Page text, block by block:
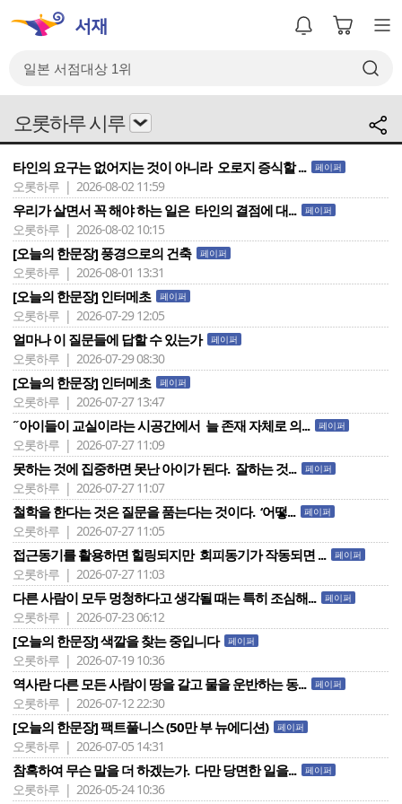
오롯하루 시루
타인의 요구는 없어지는 것이 아니라 오로지 증식할 ... 페이퍼
오롯하루 | 2026-08-02 11:59
우리가 살면서 꼭 해야 하는 일은 타인의 결점에 대... 페이퍼
오롯하루 | 2026-08-02 10:15
[오늘의 한문장] 풍경으로의 건축 페이퍼
오롯하루 | 2026-08-01 13:31
[오늘의 한문장] 인터메초 페이퍼
오롯하루 | 2026-07-29 12:05
얼마나 이 질문들에 답할 수 있는가 페이퍼
오롯하루 | 2026-07-29 08:30
[오늘의 한문장] 인터메초 페이퍼
오롯하루 | 2026-07-27 13:47
˝아이들이 교실이라는 시공간에서 늘 존재 자체로 의... 페이퍼
오롯하루 | 2026-07-27 11:09
못하는 것에 집중하면 못난 아이가 된다. 잘하는 것... 페이퍼
오롯하루 | 2026-07-27 11:07
철학을 한다는 것은 질문을 품는다는 것이다. ‘어떻... 페이퍼
오롯하루 | 2026-07-27 11:05
접근동기를 활용하면 힐링되지만 회피동기가 작동되면 ... 페이퍼
오롯하루 | 2026-07-27 11:03
다른 사람이 모두 멍청하다고 생각될 때는 특히 조심해... 페이퍼
오롯하루 | 2026-07-23 06:12
[오늘의 한문장] 색깔을 찾는 중입니다 페이퍼
오롯하루 | 2026-07-19 10:36
역사란 다른 모든 사람이 땅을 갈고 물을 운반하는 동... 페이퍼
오롯하루 | 2026-07-12 22:30
[오늘의 한문장] 팩트풀니스 (50만 부 뉴에디션) 페이퍼
오롯하루 | 2026-07-05 14:31
참혹하여 무슨 말을 더 하겠는가. 다만 당면한 일을... 페이퍼
오롯하루 | 2026-05-24 10:36